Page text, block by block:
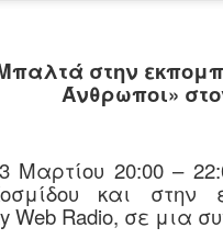
στην
Άνθρωποι»
Μαρτίου 20:00 –
και στην
Web Radio, σε μια
προσκαλεί στο 6ο
κιν/κο φεστιβάλ "οι
μονόλογοι της